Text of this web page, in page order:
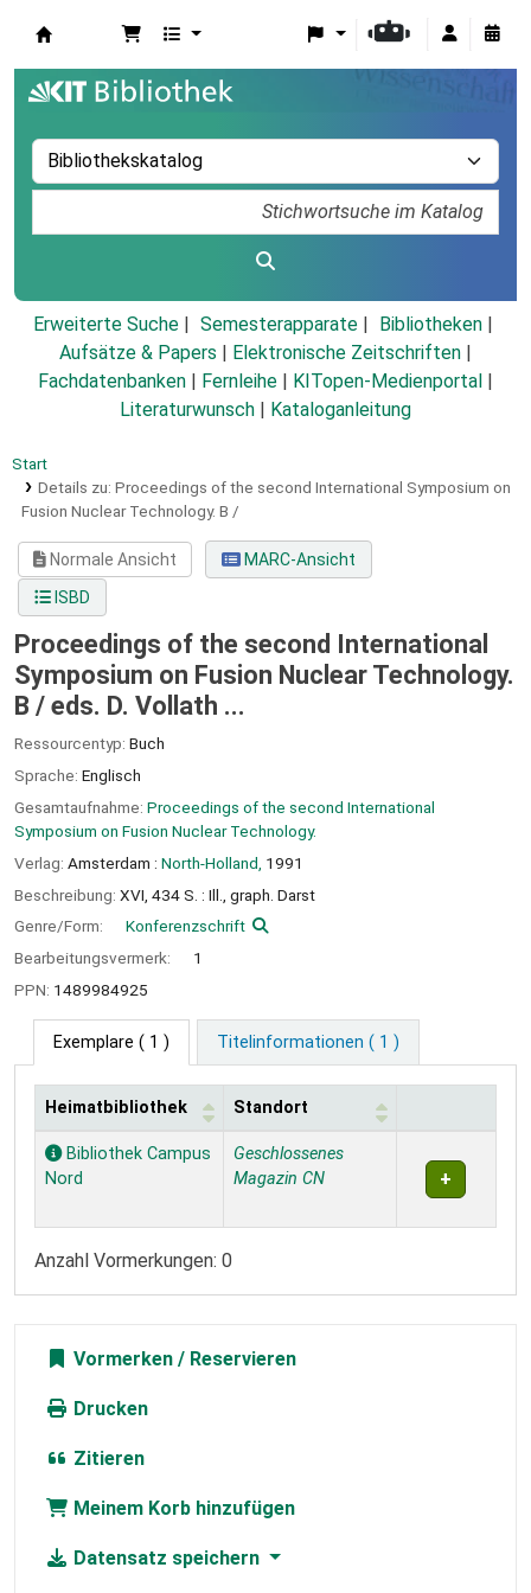
Erweiterte Suche Semesterapparate
Bibliotheken
Aufsätze & Papers
Elektronische Zeitschriften
Fachdatenbanken
Fernleihe KITopen-Medienportal
Literaturwunsch
Kataloganleitung
Start
Details zu: Proceedings of the second International Symposium on
Fusion Nuclear Technology. B /
Normale Ansicht
MARC-Ansicht
ISBD
Proceedings of the second International
Symposium on Fusion Nuclear Technology.
B / eds. D. Vollath ...
Ressourcentyp: Buch
Sprache: Englisch
Gesamtaufnahme: Proceedings of the second International
Symposium on Fusion Nuclear Technology.
Verlag: Amsterdam : North-Holland, 1991
Beschreibung: XVI, 434 S. : Ill., graph. Darst
Genre/Form:
Konferenzschrift
Bearbeitungsvermerk:
1
PPN: 1489984925
Exemplare ( 1 ) Titelinformationen ( 1 )
Exemplare
Heimatbibliothek Standort
Bibliothek Campus
Nord
Geschlossenes
Magazin CN
Anzahl Vormerkungen: 0
Vormerken
Drucken
Zitieren
Meinem Korb hinzufügen
Datensatz speichern